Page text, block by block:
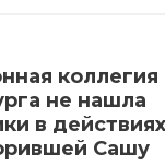
коллегия
не нашла
в действиях
Сашу